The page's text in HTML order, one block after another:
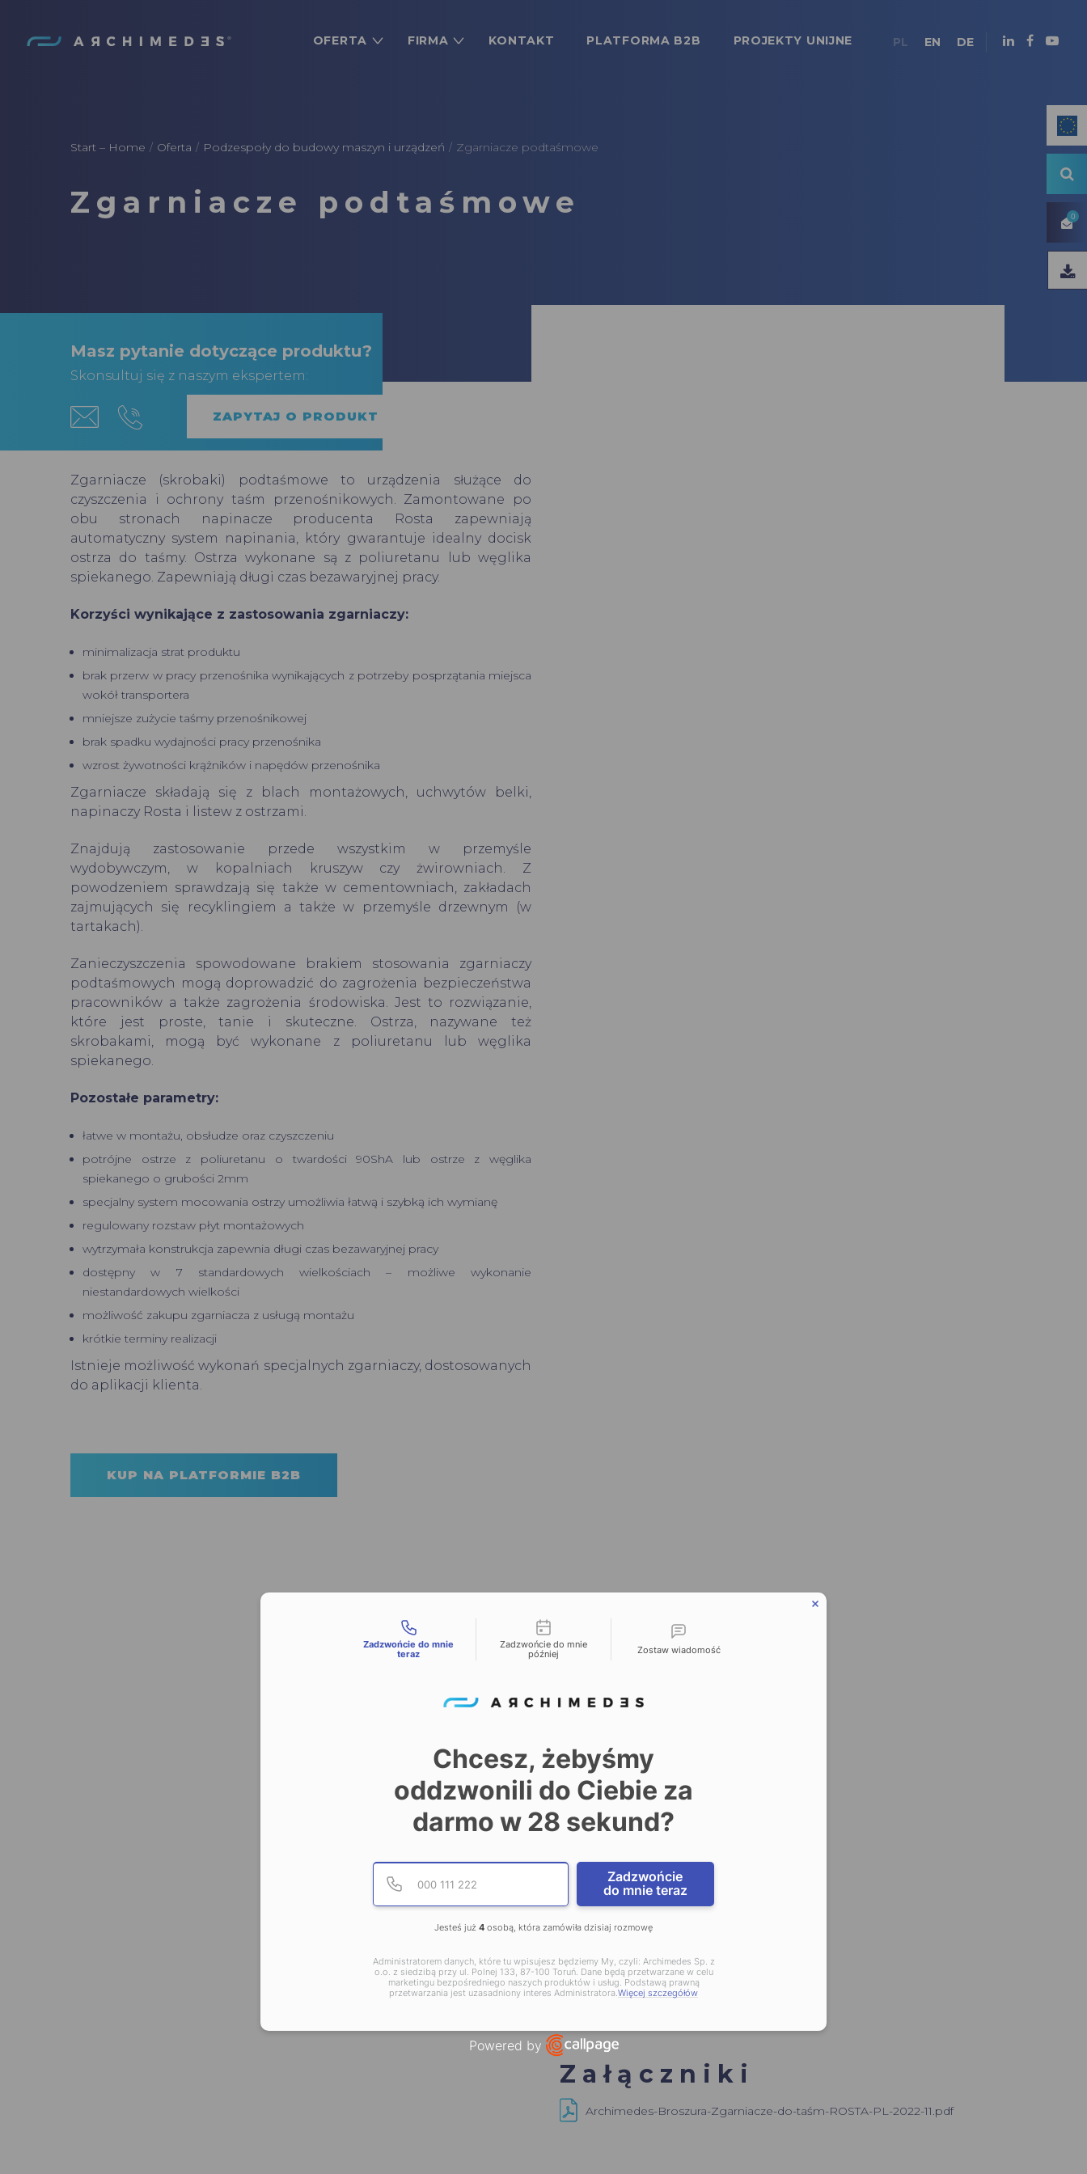
PL EN DE
0
OFERTA FIRMA KONTAKT PLATFORMA B2B PROJEKTY UNIJNE
Start – Home / Oferta / Podzespoły do budowy maszyn i urządzeń / Zgarniacze podtaśmowe
Zgarniacze podtaśmowe
Masz pytanie dotyczące produktu?
Skonsultuj się z naszym ekspertem:
ZAPYTAJ O PRODUKT
Załączniki
Archimedes-Broszura-Zgarniacze-do-taśm-ROSTA-PL-2022-11.pdf
Zgarniacze (skrobaki) podtaśmowe to urządzenia służące do
czyszczenia i ochrony taśm przenośnikowych. Zamontowane po
obu stronach napinacze producenta Rosta zapewniają
automatyczny system napinania, który gwarantuje idealny docisk
ostrza do taśmy. Ostrza wykonane są z poliuretanu lub węglika
spiekanego. Zapewniają długi czas bezawaryjnej pracy.
Korzyści wynikające z zastosowania zgarniaczy:
minimalizacja strat produktu
brak przerw w pracy przenośnika wynikających z potrzeby posprzątania miejsca
wokół transportera
mniejsze zużycie taśmy przenośnikowej
brak spadku wydajności pracy przenośnika
wzrost żywotności krążników i napędów przenośnika
Zgarniacze składają się z blach montażowych, uchwytów belki,
napinaczy Rosta i listew z ostrzami.
Znajdują zastosowanie przede wszystkim w przemyśle
wydobywczym, w kopalniach kruszyw czy żwirowniach. Z
powodzeniem sprawdzają się także w cementowniach, zakładach
zajmujących się recyklingiem a także w przemyśle drzewnym (w
tartakach).
Zanieczyszczenia spowodowane brakiem stosowania zgarniaczy
podtaśmowych mogą doprowadzić do zagrożenia bezpieczeństwa
pracowników a także zagrożenia środowiska. Jest to rozwiązanie,
które jest proste, tanie i skuteczne. Ostrza, nazywane też
skrobakami, mogą być wykonane z poliuretanu lub węglika
spiekanego.
Pozostałe parametry:
łatwe w montażu, obsłudze oraz czyszczeniu
potrójne ostrze z poliuretanu o twardości 90ShA lub ostrze z węglika
spiekanego o grubości 2mm
specjalny system mocowania ostrzy umożliwia łatwą i szybką ich wymianę
regulowany rozstaw płyt montażowych
wytrzymała konstrukcja zapewnia długi czas bezawaryjnej pracy
dostępny w 7 standardowych wielkościach – możliwe wykonanie
niestandardowych wielkości
możliwość zakupu zgarniacza z usługą montażu
krótkie terminy realizacji
Istnieje możliwość wykonań specjalnych zgarniaczy, dostosowanych
do aplikacji klienta.
KUP NA PLATFORMIE B2B
Możliwości kontaktu
Zadzwońcie do mnie
teraz
Zadzwońcie do mnie
później
Zostaw wiadomość
Chcesz, żebyśmy
oddzwonili do Ciebie za
darmo w 28 sekund?
Numer telefonu
Podaj poprawny numer telefonu w formacie E164
Zadzwońcie
do mnie teraz
Jesteś już 4 osobą, która zamówiła dzisiaj rozmowę
Administratorem danych, które tu wpisujesz będziemy My, czyli: Archimedes Sp. z
o.o. z siedzibą przy ul. Polnej 133, 87-100 Toruń. Dane będą przetwarzane w celu
marketingu bezpośredniego naszych produktów i usług. Podstawą prawną
przetwarzania jest uzasadniony interes Administratora.Więcej szczegółów
Powered by
Open link in new window